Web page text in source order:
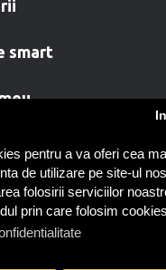
pentru a va oferi cea
de utilizare pe site-ul
folosirii serviciilor
prin care folosim
smart